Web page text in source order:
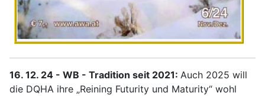
16. 12. 24 - WB - Tradition seit 2021: Auch 2025 will
die DQHA ihre „Reining Futurity und Maturity“ wohl